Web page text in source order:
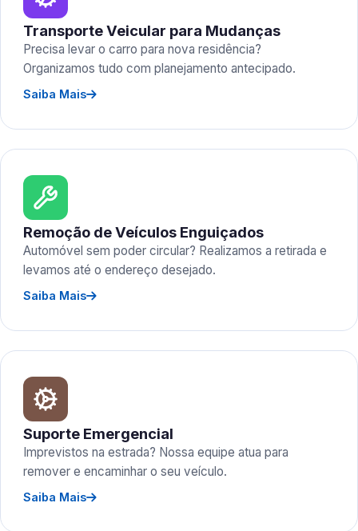
Transporte Veicular para Mudanças
Precisa levar o carro para nova residência?
Organizamos tudo com planejamento antecipado.
Saiba Mais
Remoção de Veículos Enguiçados
Automóvel sem poder circular? Realizamos a retirada e
levamos até o endereço desejado.
Saiba Mais
Suporte Emergencial
Imprevistos na estrada? Nossa equipe atua para
remover e encaminhar o seu veículo.
Saiba Mais